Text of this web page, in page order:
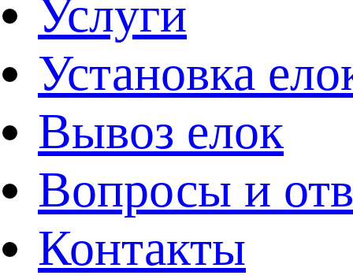
Услуги
Установка
Вывоз елок
Вопросы и
Контакты